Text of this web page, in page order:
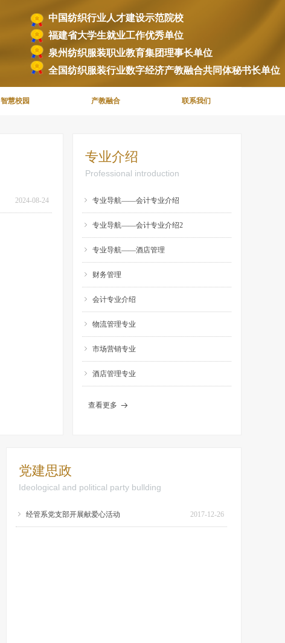
中国纺织行业人才建设示范院校
福建省大学生就业工作优秀单位
泉州纺织服装职业教育集团理事长单位
全国纺织服装行业数字经济产教融合共同体秘书长单位
智慧校园 产教融合 联系我们
2024-08-24
查看更多 뀠
专业介绍
Professional introduction
ꁇ 专业导航——会计专业介绍
ꁇ 专业导航——会计专业介绍2
ꁇ 专业导航——酒店管理
ꁇ 财务管理
ꁇ 会计专业介绍
ꁇ 物流管理专业
ꁇ 市场营销专业
ꁇ 酒店管理专业
党建思政
Ideological and political party bullding
2017-12-26
ꁇ 经管系党支部开展献爱心活动